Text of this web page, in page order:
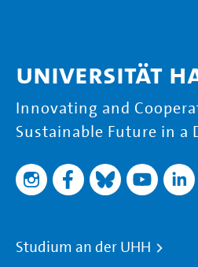
Universität
Innovating and
Sustainable Future in a
Studium an der UHH